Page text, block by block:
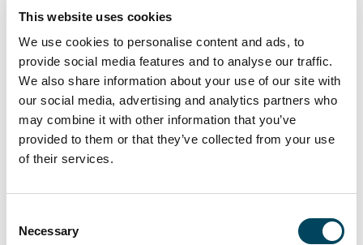
This website uses cookies
We use cookies to personalise content and ads, to
provide social media features and to analyse our traffic.
We also share information about your use of our site with
our social media, advertising and analytics partners who
may combine it with other information that you’ve
provided to them or that they’ve collected from your use
of their services.
Selection
Necessary
Die geringsten Spitzenrenditen sind
nach wie vor in Berlin und München
mit jeweils 2,60 % zu finden, der
höchste gemessene Wert wird in
Wilhelmshaven (6,9 %) gefolgt von
Hagen und Solingen mit jeweils 6,8 %
erzielt.